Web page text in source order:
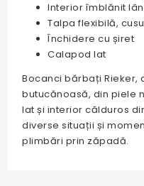
Interior îmblănit
Talpa flexibilă,
Închidere cu șiret
Calapod lat
Bocanci bărbați Rieker,
butucănoasă, din piele
lat și interior călduros
diverse situații și
plimbări prin zăpadă.